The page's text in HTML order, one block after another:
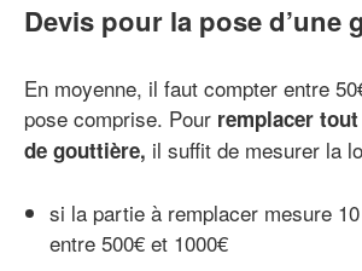
Devis pour la pose d’une
En moyenne, il faut compter entre
pose comprise. Pour remplacer
de gouttière, il suffit de mesurer la
si la partie à remplacer mesure
entre 500€ et 1000€